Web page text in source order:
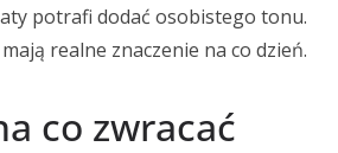
potrafi dodać osobistego tonu.
realne znaczenie na co dzień.
co zwracać